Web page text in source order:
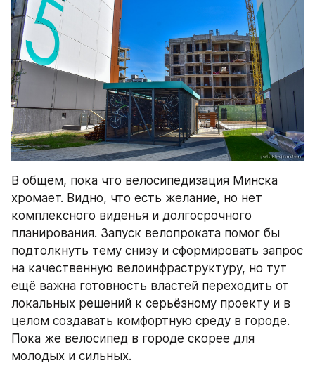
В общем, пока что велосипедизация Минска
хромает. Видно, что есть желание, но нет
комплексного виденья и долгосрочного
планирования. Запуск велопроката помог бы
подтолкнуть тему снизу и сформировать запрос
на качественную велоинфраструктуру, но тут
ещё важна готовность властей переходить от
локальных решений к серьёзному проекту и в
целом создавать комфортную среду в городе.
Пока же велосипед в городе скорее для
молодых и сильных.